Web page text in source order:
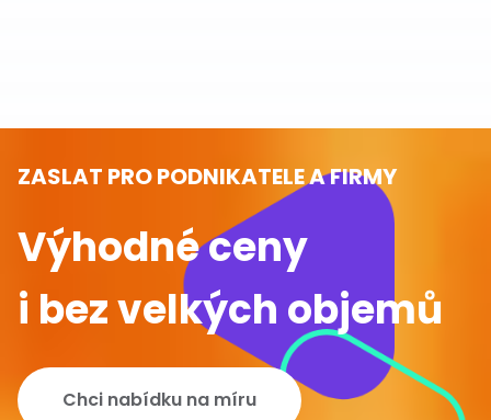
ZASLAT PRO PODNIKATELE A FIRMY
Výhodné ceny
i bez velkých objemů
Chci nabídku na míru